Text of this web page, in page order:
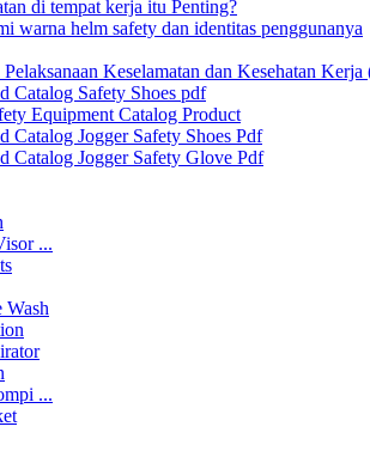
di tempat kerja itu Penting?
warna helm safety dan identitas penggunanya
Pelaksanaan Keselamatan dan Kesehatan
Catalog Safety Shoes pdf
Equipment Catalog Product
Catalog Jogger Safety Shoes Pdf
Catalog Jogger Safety Glove Pdf
...
Wash
...